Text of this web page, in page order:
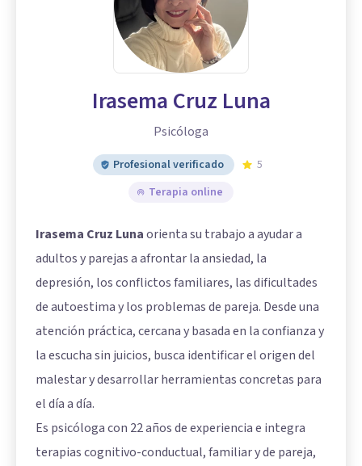
Irasema Cruz Luna
Psicóloga
Profesional verificado
5
Terapia online
Irasema Cruz Lunaorienta su trabajo a ayudar a
adultos y parejas a afrontar la ansiedad, la
depresión, los conflictos familiares, las dificultades
de autoestima y los problemas de pareja. Desde una
atención práctica, cercana y basada en la confianza y
la escucha sin juicios, busca identificar el origen del
malestar y desarrollar herramientas concretas para
el día a día.
Es psicóloga con 22 años de experiencia e integra
terapias cognitivo-conductual, familiar y de pareja,